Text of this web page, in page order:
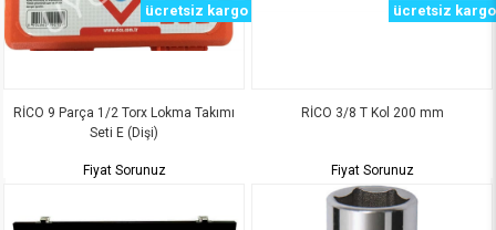
RİCO 9 Parça 1/2 Torx Lokma Takımı
Seti E (Dişi)
ücretsiz kargo
Fiyat Sorunuz
RİCO 3/8 T Kol 200 mm
ücretsiz kargo
Fiyat Sorunuz